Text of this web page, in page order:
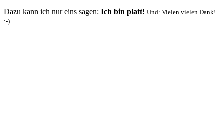
Dazu kann ich nur eins sagen: Ich bin platt! Und: Vielen vielen Dank!
:-)